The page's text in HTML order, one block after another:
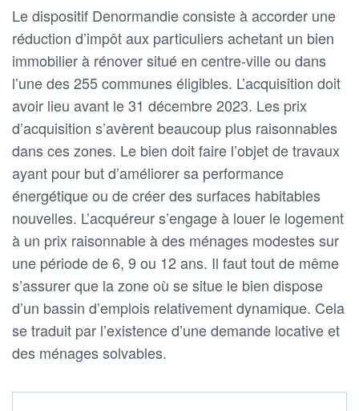
Le dispositif Denormandie consiste à accorder une
réduction d’impôt aux particuliers achetant un bien
immobilier à rénover situé en centre-ville ou dans
l’une des 255 communes éligibles. L’acquisition doit
avoir lieu avant le 31 décembre 2023. Les prix
d’acquisition s’avèrent beaucoup plus raisonnables
dans ces zones. Le bien doit faire l’objet de travaux
ayant pour but d’améliorer sa performance
énergétique ou de créer des surfaces habitables
nouvelles. L’acquéreur s’engage à louer le logement
à un prix raisonnable à des ménages modestes sur
une période de 6, 9 ou 12 ans. Il faut tout de même
s’assurer que la zone où se situe le bien dispose
d’un bassin d’emplois relativement dynamique. Cela
se traduit par l’existence d’une demande locative et
des ménages solvables.